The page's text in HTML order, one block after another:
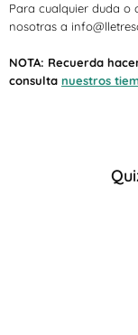
Para cualquier duda o
nosotras a
NOTA: Recuerda
consulta nuestros